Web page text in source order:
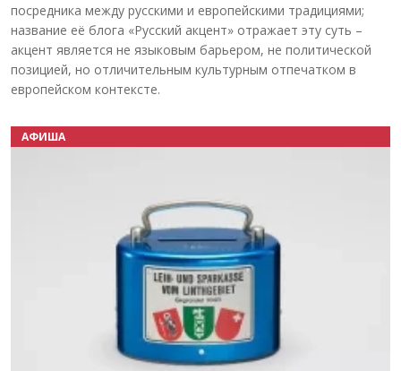
посредника между русскими и европейскими традициями;
название её блога «Русский акцент» отражает эту суть –
акцент является не языковым барьером, не политической
позицией, но отличительным культурным отпечатком в
европейском контексте.
АФИША